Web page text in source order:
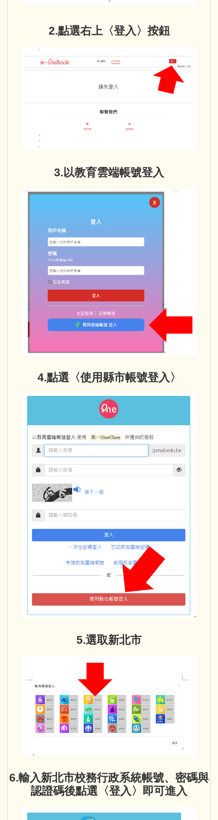
2.點選右上〈登入〉按鈕
3.以教育雲端帳號登入
4.點選〈使用縣市帳號登入〉
5.選取新北市
6.輸入新北市校務行政系統帳號、密碼與
認證碼後點選〈登入〉即可進入